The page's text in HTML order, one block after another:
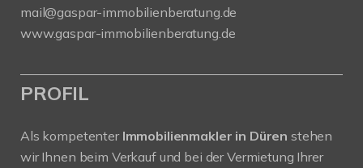
mail@gaspar-immobilienberatung.de
www.gaspar-immobilienberatung.de
PROFIL
Als kompetenter Immobilienmakler in Düren stehen
wir Ihnen beim Verkauf und bei der Vermietung Ihrer